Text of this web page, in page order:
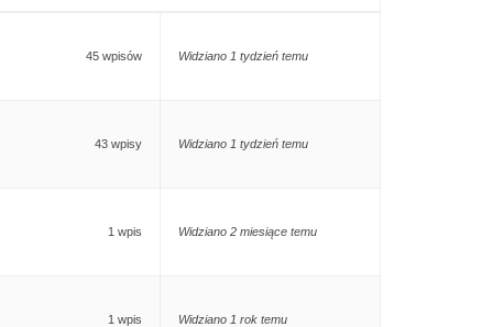
45 wpisów Widziano 1 tydzień temu
43 wpisy Widziano 1 tydzień temu
1 wpis Widziano 2 miesiące temu
1 wpis Widziano 1 rok temu